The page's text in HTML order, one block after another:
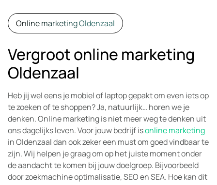
Online marketing Oldenzaal
Vergroot online marketing
Oldenzaal
Heb jij wel eens je mobiel of laptop gepakt om even iets op
te zoeken of te shoppen? Ja, natuurlijk… horen we je
denken. Online marketing is niet meer weg te denken uit
ons dagelijks leven. Voor jouw bedrijf isonline marketing
in Oldenzaal dan ook zeker een must om goed vindbaar te
zijn. Wij helpen je graag om op het juiste moment onder
de aandacht te komen bij jouw doelgroep. Bijvoorbeeld
door zoekmachine optimalisatie, SEO en SEA. Hoe kan dit